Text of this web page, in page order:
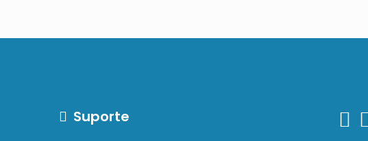
Suporte